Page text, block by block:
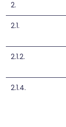
2.
2.1.
2.1.2.
2.1.4.